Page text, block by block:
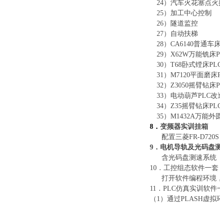
24） 汽车火花塞点火
25） 加工中心控制
26）
隧道监控
27）
自动扶梯
28） CA6140普通车
29） X62W万能铣床
30） T68卧式镗床
31） M7120平面磨床
32） Z3050摇臂钻床
33） 电动葫芦PLC改
34） Z35摇臂钻床
35） M1432A万能外
8 ． 变频器实训挂箱
配置三菱FR-D720
9 ．电机导轨及光码盘
含光码盘测速系统
10 ．工控组态软件一套
打开软件编程环境
11 ． PLC仿真实训软件
（ 1）通过PLASH虚拟